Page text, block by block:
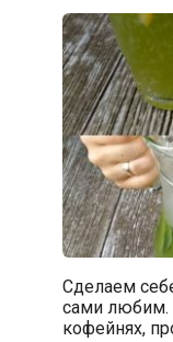
Сделаем
сами любим.
кофейнях,